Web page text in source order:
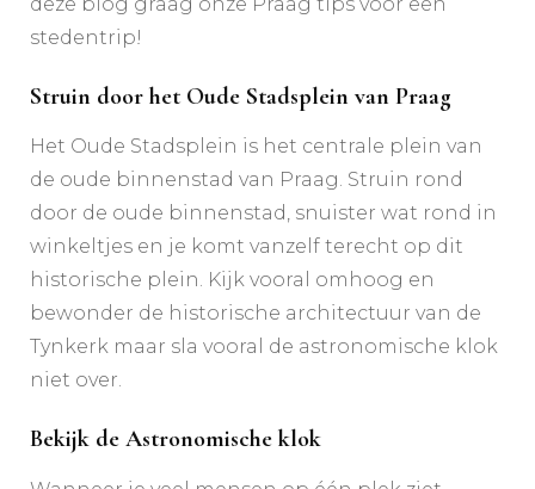
stedentrip!
Struin door het Oude Stadsplein van Praag
Het Oude Stadsplein is het centrale plein van
de oude binnenstad van Praag. Struin rond
door de oude binnenstad, snuister wat rond in
winkeltjes en je komt vanzelf terecht op dit
historische plein. Kijk vooral omhoog en
bewonder de historische architectuur van de
Tynkerk maar sla vooral de astronomische klok
niet over.
Bekijk de Astronomische klok